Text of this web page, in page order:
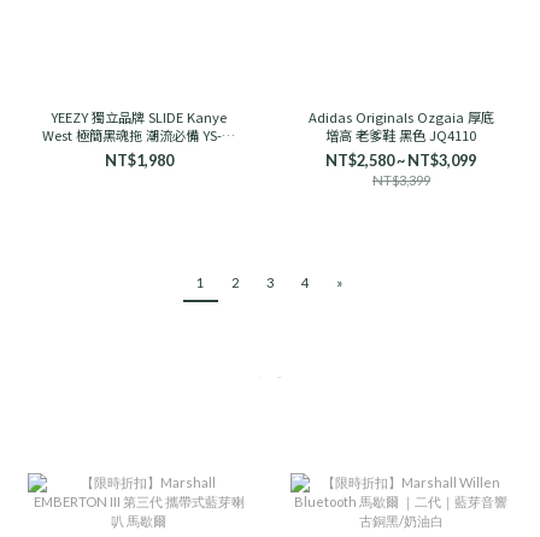
YEEZY 獨立品牌 SLIDE Kanye
West 極簡黑魂拖 潮流必備 YS-01
舒適
NT$1,980
Adidas Originals Ozgaia 厚底
增高 老爹鞋 黑色 JQ4110
NT$2,580 ~ NT$3,099
NT$3,399
1 2 3 4 »